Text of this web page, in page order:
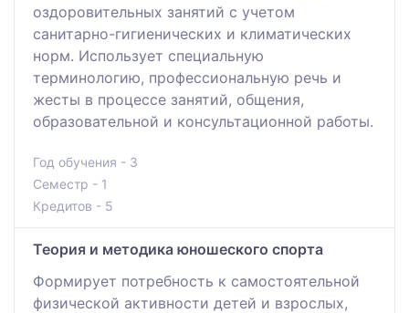
оздоровительных занятий с учетом
санитарно-гигиенических и климатических
норм. Использует специальную
терминологию, профессиональную речь и
жесты в процессе занятий, общения,
образовательной и консультационной работы.
Год обучения - 3
Семестр - 1
Кредитов - 5
Теория и методика юношеского спорта
Формирует потребность к самостоятельной
физической активности детей и взрослых,